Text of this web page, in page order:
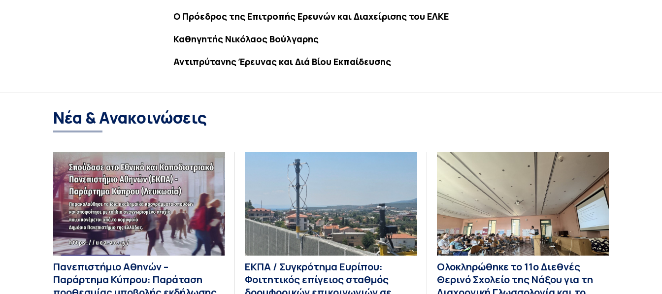
Ο Πρόεδρος της Επιτροπής Ερευνών και Διαχείρισης του ΕΛΚΕ
Καθηγητής Νικόλαος Βούλγαρης
Αντιπρύτανης Έρευνας και Διά Βίου Εκπαίδευσης
Νέα & Ανακοινώσεις
Πανεπιστήμιο Αθηνών –
Παράρτημα Κύπρου: Παράταση
ΕΚΠΑ / Συγκρότημα Ευρίπου:
Φοιτητικός επίγειος σταθμός
Ολοκληρώθηκε το 11ο Διεθνές
Θερινό Σχολείο της Νάξου για τη